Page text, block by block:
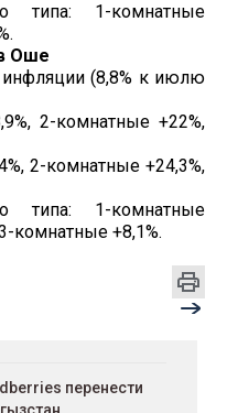
типа: 1-комнатные
Оше
(8,8% к июлю
2-комнатные +22%,
2-комнатные +24,3%,
типа: 1-комнатные
комнатные +8,1%.
перенести